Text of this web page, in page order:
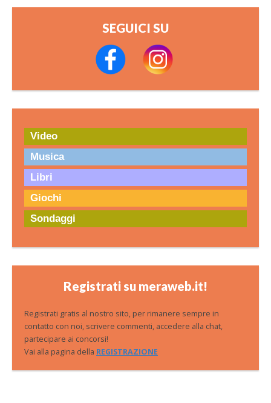
SEGUICI SU
Video
Musica
Libri
Giochi
Sondaggi
Registrati su meraweb.it!
Registrati gratis al nostro sito, per rimanere sempre in
contatto con noi, scrivere commenti, accedere alla chat,
partecipare ai concorsi!
Vai alla pagina della REGISTRAZIONE